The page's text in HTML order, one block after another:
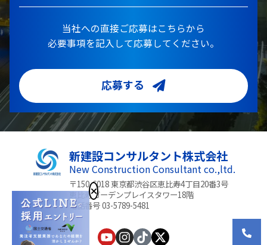
当社への直接ご応募はこちらから
必要事項を記入して応募してください。
応募する
新建設コンサルタント株式会社
New Construction Consultant co.,ltd.
〒150-6018 東京都渋谷区恵比寿4丁目20番3号
恵比寿ガーデンプレイスタワー18階
電話番号 03-5789-5481